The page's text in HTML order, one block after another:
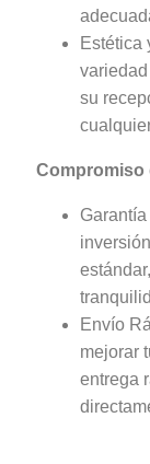
Estética
su
Compromiso
Envío
mejorar
entrega